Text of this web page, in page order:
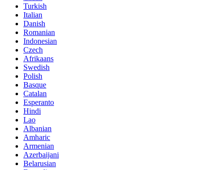
Turkish
Italian
Danish
Romanian
Indonesian
Czech
Afrikaans
Swedish
Polish
Basque
Catalan
Esperanto
Hindi
Lao
Albanian
Amharic
Armenian
Azerbaijani
Belarusian